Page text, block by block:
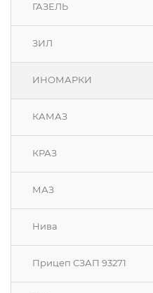
ГАЗЕЛЬ
ЗИЛ
ИНОМАРКИ
КАМАЗ
КРАЗ
МАЗ
Нива
Прицеп СЗАП 93271